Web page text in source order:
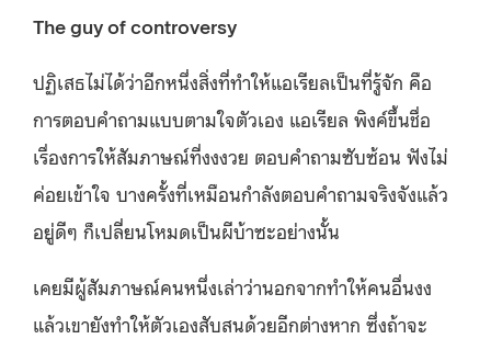
The guy of controversy
ปฏิเสธไม่ได้ว่าอีกหนึ่งสิ่งที่ทำให้แอเรียลเป็นที่รู้จัก คือ
การตอบคำถามแบบตามใจตัวเอง แอเรียล พิงค์ขึ้นชื่อ
เรื่องการให้สัมภาษณ์ที่งงงวย ตอบคำถามซับซ้อน ฟังไม่
ค่อยเข้าใจ บางครั้งที่เหมือนกำลังตอบคำถามจริงจังแล้ว
อยู่ดีๆ ก็เปลี่ยนโหมดเป็นผีบ้าซะอย่างนั้น
เคยมีผู้สัมภาษณ์คนหนึ่งเล่าว่านอกจากทำให้คนอื่นงง
แล้วเขายังทำให้ตัวเองสับสนด้วยอีกต่างหาก ซึ่งถ้าจะ